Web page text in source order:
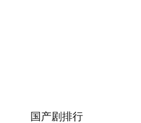
国产剧排行